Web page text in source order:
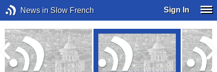
News in Slow French Sign In